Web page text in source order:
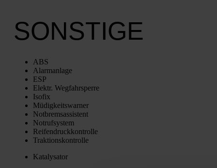
SONSTIGE
ABS
Alarm­an­la­ge
ESP
Elektr. Weg­fahr­sper­re
Iso­fix
Müdig­keits­war­ner
Not­brems­as­sis­tent
Not­ruf­sys­tem
Rei­fen­druck­kon­trol­le
Trak­ti­ons­kon­trol­le
Kata­ly­sa­tor